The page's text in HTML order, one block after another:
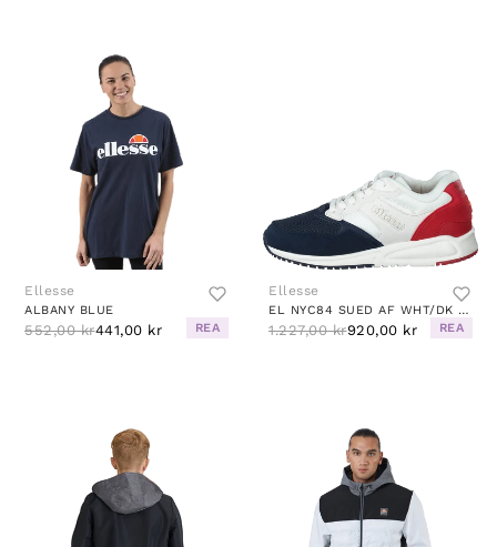
Ellesse
ALBANY BLUE
552,00 kr441,00 kr REA
Ellesse
EL NYC84 SUED AF WHT/DK BLU/RED
1.227,00 kr920,00 kr REA